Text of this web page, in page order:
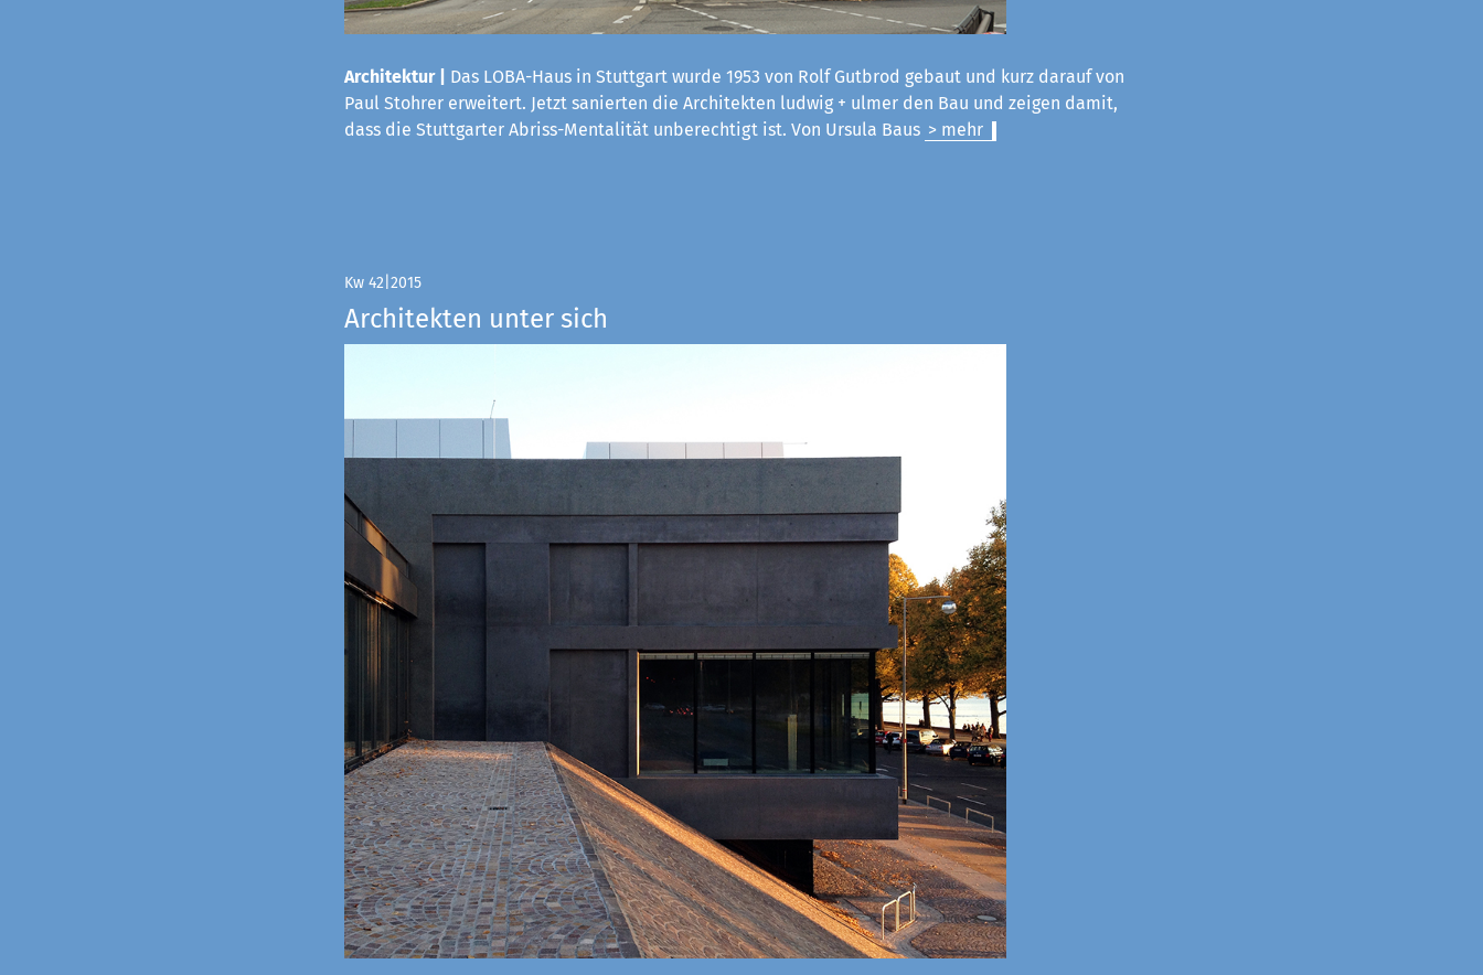
Architektur |
Das LOBA-Haus in Stuttgart wurde 1953 von Rolf Gutbrod gebaut und kurz darauf von
Paul Stohrer erweitert. Jetzt sanierten die Architekten ludwig + ulmer den Bau und zeigen damit,
dass die Stuttgarter Abriss-Mentalität unberechtigt ist. Von Ursula Baus > mehr
Kw 42|2015
Architekten unter sich